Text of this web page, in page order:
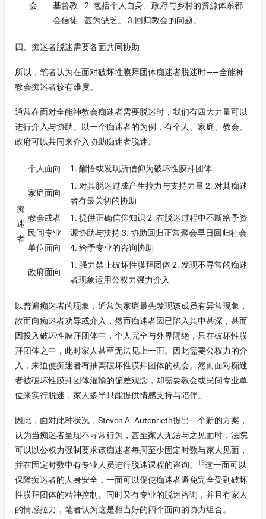
会
基督教
会信徒
2. 包括个人自身、政府与乡村的资源体系都
甚为缺乏。 3.回归教会的问题。
四、痴迷者脱迷需要各面共同协助
所以，笔者认为在面对破坏性膜拜团体痴迷者脱迷时——全能神
教会痴迷者较有难度。
通常在面对全能神教会痴迷者需要脱迷时，我们有四大力量可以
进行介入与协助。以一个痴迷者的为例，有个人、家庭、教会、
政府可以共同来介入协助痴迷者脱迷。
痴
迷
者
个人面向 1. 醒悟或发现所信仰为破坏性膜拜团体
家庭面向
1. 对其脱迷过成产生拉力与支持力量 2. 对其痴迷
者有最关切的协助
教会或者
民间专业
单位面向
1. 提供正确信仰知识 2. 在脱迷过程中不断给予资
源协助与扶持 3. 协助回归正常聚会早日回归社会
4. 给予专业的咨询协助
政府面向
1. 强力禁止破坏性膜拜团体 2. 发现不寻常的痴迷
者现象运用公权力强力介入
以普遍痴迷者的现象，通常为家庭最先发现该成员有异常现象，
故而向痴迷者劝导或介入，然而痴迷者因已陷入其中甚深，甚而
因投入破坏性膜拜团体中，个人完全与外界隔绝，只在破坏性膜
拜团体之中，此时家人甚至无法见上一面。因此需要公权力的介
入，来迫使痴迷者有抽离破坏性膜拜团体的机会。然而面对痴迷
者被破坏性膜拜团体灌输的偏差观念，却需要教会或民间专业单
位来实行脱迷，家人多半只能提供情感支持与陪伴。
因此，面对此种状况，Steven A. Autenrieth提出一个新的方案，
认为当痴迷者呈现不寻常行为，甚至家人无法与之见面时，法院
可以以公权力强制要求该痴迷者每周至少固定时数与家人见面，
并在固定时数中有专业人员进行脱迷课程的咨询。
19这一面可以
保障痴迷者的人身安全，一面可以促使痴迷者避免完全受到破坏
性膜拜团体的精神控制。同时又有专业的脱迷咨询，并且有家人
的情感拉力，笔者认为这是相当好的四个面向的协力组合。